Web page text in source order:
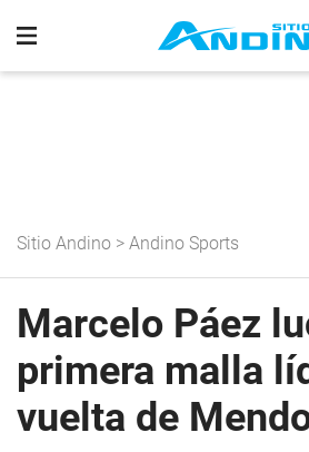
Sitio Andino > Andino Sports
Marcelo Páez
primera malla
vuelta de